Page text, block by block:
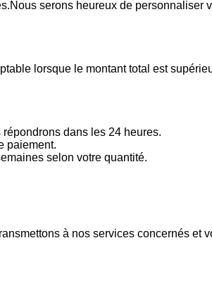
serons heureux de personnaliser
lorsque le montant total est
dans les 24 heures.
paiement.
selon votre quantité.
à nos services concernés et